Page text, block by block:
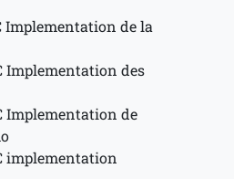
Implementation de la
Implementation des
Implementation de
implementation